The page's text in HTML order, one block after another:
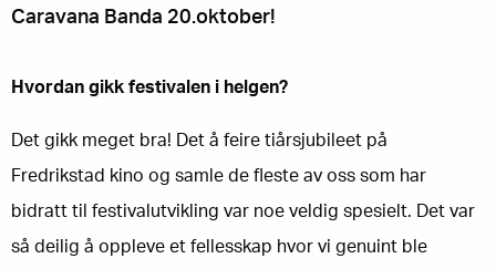
Caravana Banda 20.oktober!
Hvordan gikk festivalen i helgen?
Det gikk meget bra! Det å feire tiårsjubileet på
Fredrikstad kino og samle de fleste av oss som har
bidratt til festivalutvikling var noe veldig spesielt. Det var
så deilig å oppleve et fellesskap hvor vi genuint ble